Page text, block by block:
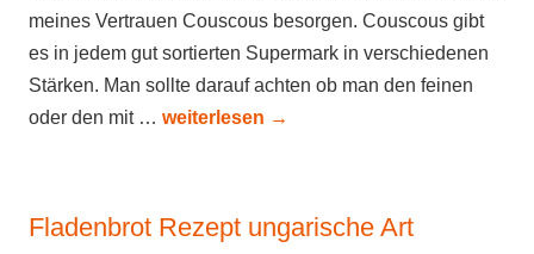
meines Vertrauen Couscous besorgen. Couscous gibt
es in jedem gut sortierten Supermark in verschiedenen
Stärken. Man sollte darauf achten ob man den feinen
oder den mit … weiterlesen →
Fladenbrot Rezept ungarische Art